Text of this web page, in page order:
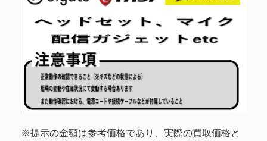
※提示の金額は参考価格であり、実際の買取価格と